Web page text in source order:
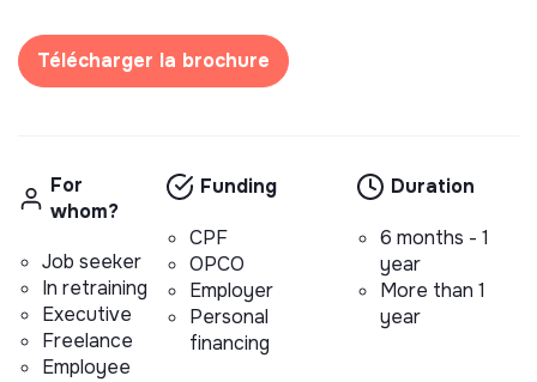
Télécharger la brochure
For
whom?
Job seeker
In retraining
Executive
Freelance
Employee
Funding
CPF
OPCO
Employer
Personal
financing
Duration
6 months - 1
year
More than 1
year